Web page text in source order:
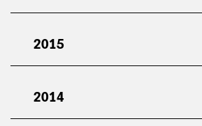
2015
2014